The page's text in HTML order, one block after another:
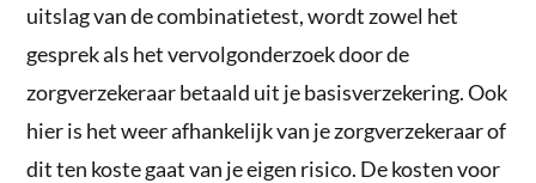
uitslag van de combinatietest, wordt zowel het
gesprek als het vervolgonderzoek door de
zorgverzekeraar betaald uit je basisverzekering. Ook
hier is het weer afhankelijk van je zorgverzekeraar of
dit ten koste gaat van je eigen risico. De kosten voor